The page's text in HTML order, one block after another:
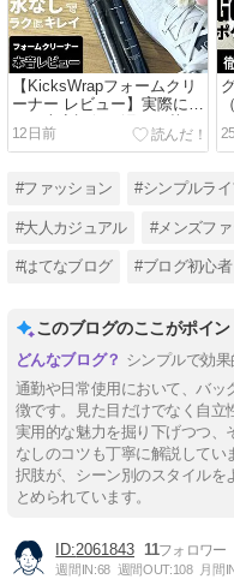
【KicksWrapフォームクリ
ーナー レビュー】実際に使
った本音評価｜汚れは落ち
る？メリット・デメリット
12日前
#ファッション #シンプルラ
#大人カジュアル #メンズフ
#はてなブログ #ブログ初心者
このブログのここがポイン
シンプルで効
通勤や日常使用において、バッ
徴です。見た目だけでなく自立
実用的な魅力を掘り下げつつ、
なしのコツも丁寧に解説して
択肢が、シーン別のスタイルを
とめられています。
2061843 11
週間IN:68 週間OUT:108 月間